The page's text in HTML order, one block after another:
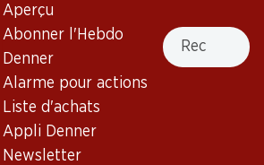
Aperçu
Abonner l'Hebdo
Denner
Alarme pour actions
Liste d'achats
Appli Denner
Newsletter
Recherche
violets. Nez évoquant les baies
d’un abord facile. Finale séveuse.